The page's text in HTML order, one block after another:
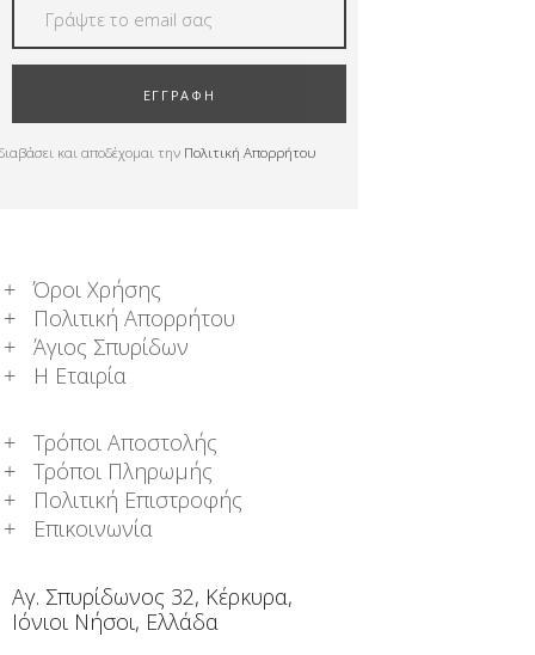
ΕΓΓΡΑΦΗ
και αποδέχομαι την Πολιτική Απορρήτου
Όροι Χρήσης
Πολιτική Απορρήτου
Άγιος Σπυρίδων
Η Εταιρία
Τρόποι Αποστολής
Τρόποι Πληρωμής
Πολιτική Επιστροφής
Επικοινωνία
Αγ. Σπυρίδωνος 32, Κέρκυρα,
Ιόνιοι Νήσοι, Ελλάδα